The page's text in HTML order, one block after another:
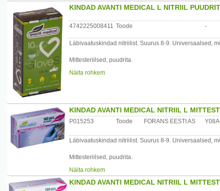
KINDAD AVANTI MEDICAL L NITRIIL
4742225008411 Toode -
Läbivaatuskindad nitriilist. Suurus 8-9. Universaalsed,
Mittesteriilsed, puudrita.
10 tk karbis.
Näita rohkem
KINDAD AVANTI MEDICAL NITRIIL L
P015253 Toode FORANS EESTI AS
Läbivaatuskindad nitriilist. Suurus 8-9. Universaalsed,
Mittesteriilsed, puudrita.
100 tk (kaalu järgi) karbis.
Näita rohkem
KINDAD AVANTI MEDICAL NITRIIL L